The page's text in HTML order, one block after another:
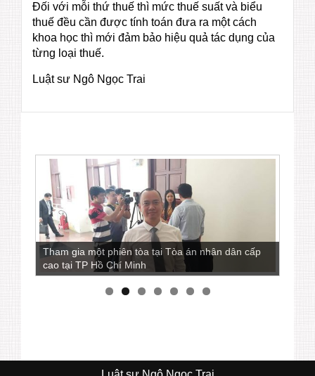
Đối với mỗi thứ thuế thì mức thuế suất và biểu
thuế đều cần được tính toán đưa ra một cách
khoa học thì mới đảm bảo hiệu quả tác dụng của
từng loại thuế.
Luật sư Ngô Ngọc Trai
Tham gia một phiên tòa tại Tòa án nhân dân cấp
cao tại TP Hồ Chí Minh
Luật sư Ngô Ngọc Trai còn là một nhà báo viết
nhiều bài phân tích các vấn đề pháp lý